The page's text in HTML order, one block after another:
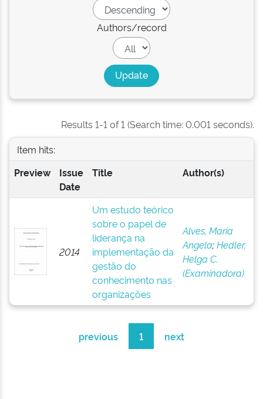
Authors/record
Results 1-1 of 1 (Search time: 0.001 seconds).
Item hits:
Preview
Issue
Date
Title Author(s)
2014
Um estudo teórico
sobre o papel de
liderança na
implementação da
gestão do
conhecimento nas
organizações
Alves, Maria
Angela;Hedler,
Helga C.
(Examinadora)
previous 1 next